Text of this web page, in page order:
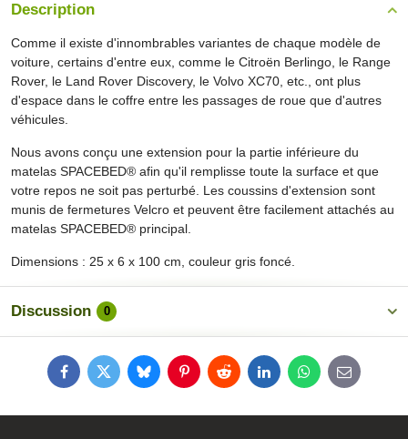
Description
Comme il existe d'innombrables variantes de chaque modèle de
voiture, certains d'entre eux, comme le Citroën Berlingo, le Range
Rover, le Land Rover Discovery, le Volvo XC70, etc., ont plus
d'espace dans le coffre entre les passages de roue que d'autres
véhicules.
Nous avons conçu une extension pour la partie inférieure du
matelas SPACEBED® afin qu'il remplisse toute la surface et que
votre repos ne soit pas perturbé. Les coussins d'extension sont
munis de fermetures Velcro et peuvent être facilement attachés au
matelas SPACEBED® principal.
Dimensions : 25 x 6 x 100 cm, couleur gris foncé.
Discussion 0
FacebookTwitterBlueskyPinterestRedditLinkedInWhatsApp
E-
mail